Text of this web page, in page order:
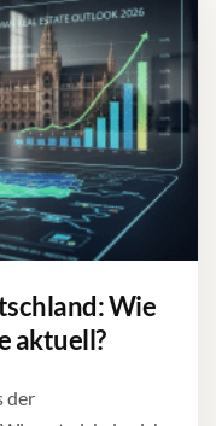
Wie
aktuell?
der